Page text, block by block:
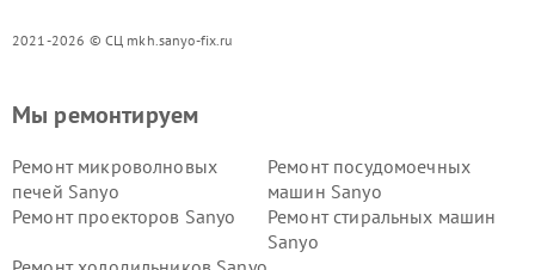
2021-2026 © СЦ mkh.sanyo-fix.ru
Мы ремонтируем
Ремонт микроволновых
печей Sanyo
Ремонт посудомоечных
машин Sanyo
Ремонт проекторов Sanyo
Ремонт стиральных машин
Sanyo